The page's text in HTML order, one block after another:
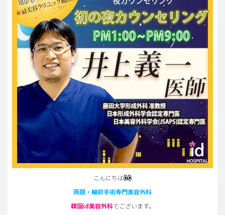
ご相談のお問い合わせ
こんにちは
両顎・輪郭手術専門美容外科
韓国id美容外科でございます。